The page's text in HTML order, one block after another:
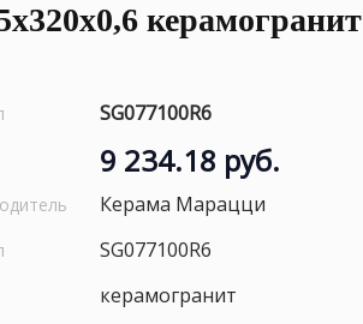
керамогранит
SG077100R6
9 234.18 руб.
Керама Марацци
SG077100R6
керамогранит